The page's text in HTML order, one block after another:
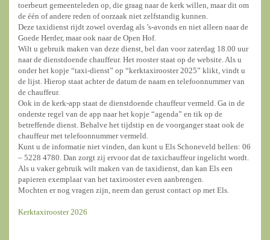
toerbeurt gemeenteleden op, die graag naar de kerk willen, maar dit om
de één of andere reden of oorzaak niet zelfstandig kunnen.
Deze taxidienst rijdt zowel overdag als ’s-avonds en niet alleen naar de
Goede Herder, maar ook naar de Open Hof.
Wilt u gebruik maken van deze dienst, bel dan voor zaterdag 18.00 uur
naar de dienstdoende chauffeur. Het rooster staat op de website. Als u
onder het kopje “taxi-dienst” op “kerktaxirooster 2025” klikt, vindt u
de lijst. Hierop staat achter de datum de naam en telefoonnummer van
de chauffeur.
Ook in de kerk-app staat de dienstdoende chauffeur vermeld. Ga in de
onderste regel van de app naar het kopje “agenda” en tik op de
betreffende dienst. Behalve het tijdstip en de voorganger staat ook de
chauffeur met telefoonnummer vermeld.
Kunt u de informatie niet vinden, dan kunt u Els Schoneveld bellen: 06
– 5228 4780. Dan zorgt zij ervoor dat de taxichauffeur ingelicht wordt.
Als u vaker gebruik wilt maken van de taxidienst, dan kan Els een
papieren exemplaar van het taxirooster even aanbrengen.
Mochten er nog vragen zijn, neem dan gerust contact op met Els.
Kerktaxirooster 2026